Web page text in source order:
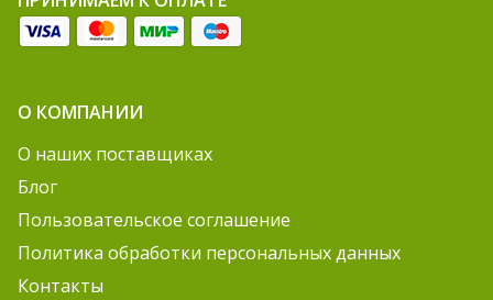
О КОМПАНИИ
О наших поставщиках
Блог
Пользовательское соглашение
Политика обработки персональных данных
Контакты